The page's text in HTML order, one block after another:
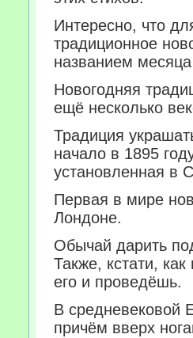
Интересно, что
традиционное
названием
Новогодняя
ещё несколько
Традиция
начало в 1895
установленная
Первая в мире
Лондоне.
Обычай дарить
Также, кстати,
его и проведёшь.
В средневековой
причём вверх